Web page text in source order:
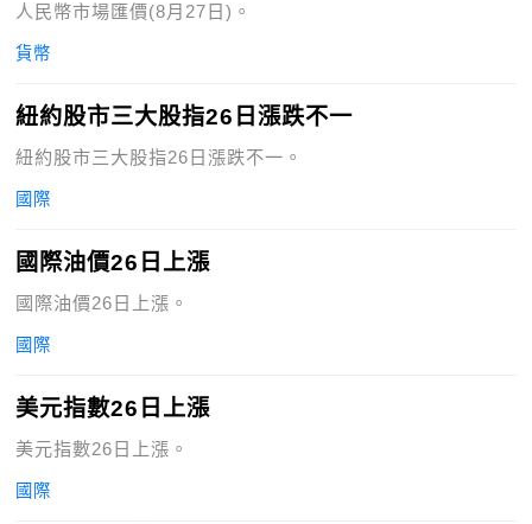
人民幣市場匯價(8月27日)。
貨幣
紐約股市三大股指26日漲跌不一
紐約股市三大股指26日漲跌不一。
國際
國際油價26日上漲
國際油價26日上漲。
國際
美元指數26日上漲
美元指數26日上漲。
國際